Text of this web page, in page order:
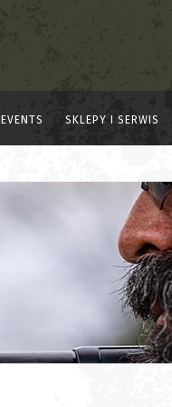
EVENTS SKLEPY I SERWIS